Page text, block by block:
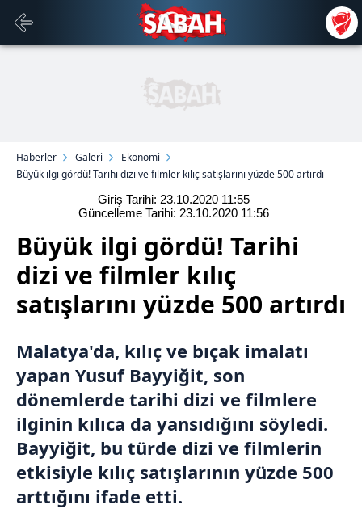
Haberler Galeri
Ekonomi
Büyük ilgi gördü! Tarihi dizi ve filmler kılıç satışlarını yüzde 500 artırdı
Giriş Tarihi: 23.10.2020 11:55
Güncelleme Tarihi: 23.10.2020 11:56
Büyük ilgi gördü! Tarihi
dizi ve filmler kılıç
satışlarını yüzde 500 artırdı
Malatya'da, kılıç ve bıçak imalatı
yapan Yusuf Bayyiğit, son
dönemlerde tarihi dizi ve filmlere
ilginin kılıca da yansıdığını söyledi.
Bayyiğit, bu türde dizi ve filmlerin
etkisiyle kılıç satışlarının yüzde 500
arttığını ifade etti.